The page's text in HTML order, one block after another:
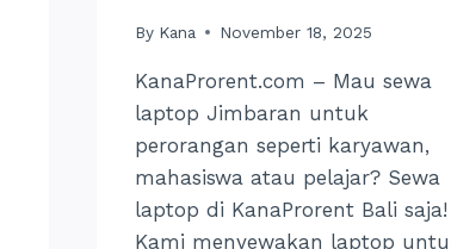
By Kana November 18, 2025
KanaProrent.com – Mau sewa
laptop Jimbaran untuk
perorangan seperti karyawan,
mahasiswa atau pelajar? Sewa
laptop di KanaProrent Bali saja!
Kami menyewakan laptop